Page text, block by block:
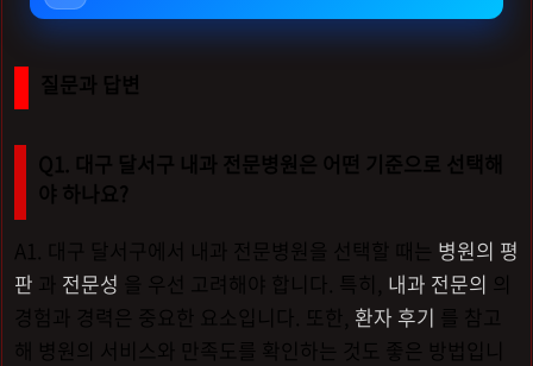
질문과 답변
Q1. 대구 달서구 내과 전문병원은 어떤 기준으로 선택해
야 하나요?
A1. 대구 달서구에서 내과 전문병원을 선택할 때는 병원의 평
판 과 전문성 을 우선 고려해야 합니다. 특히, 내과 전문의 의
경험과 경력은 중요한 요소입니다. 또한, 환자 후기 를 참고
해 병원의 서비스와 만족도를 확인하는 것도 좋은 방법입니